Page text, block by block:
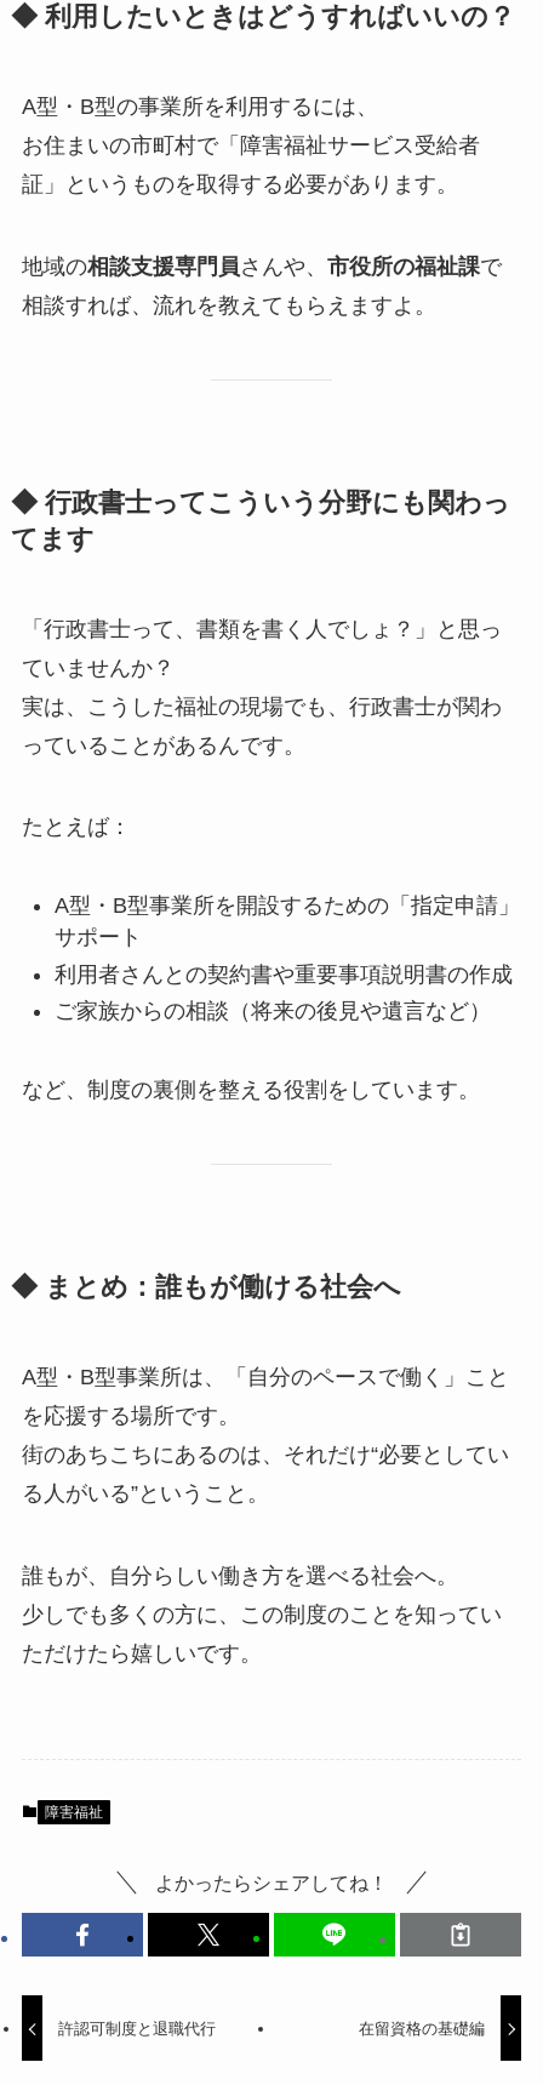
◆ 利用したいときはどうすればいいの？
A型・B型の事業所を利用するには、
お住まいの市町村で「障害福祉サービス受給者
証」というものを取得する必要があります。
地域の相談支援専門員 さんや、 市役所の福祉課で
相談すれば、流れを教えてもらえますよ。
◆ 行政書士ってこういう分野にも関わっ
てます
「行政書士って、書類を書く人でしょ？」と思っ
ていませんか？
実は、こうした福祉の現場でも、行政書士が関わ
っていることがあるんです。
たとえば：
A型・B型事業所を開設するための「指定申請」
サポート
利用者さんとの契約書や重要事項説明書の作成
ご家族からの相談（将来の後見や遺言など）
など、制度の裏側を整える役割をしています。
◆ まとめ：誰もが働ける社会へ
A型・B型事業所は、「自分のペースで働く」こと
を応援する場所です。
街のあちこちにあるのは、それだけ“必要としてい
る人がいる”ということ。
誰もが、自分らしい働き方を選べる社会へ。
少しでも多くの方に、この制度のことを知ってい
ただけたら嬉しいです。
障害福祉
よかったらシェアしてね！
許認可制度と退職代行 在留資格の基礎編